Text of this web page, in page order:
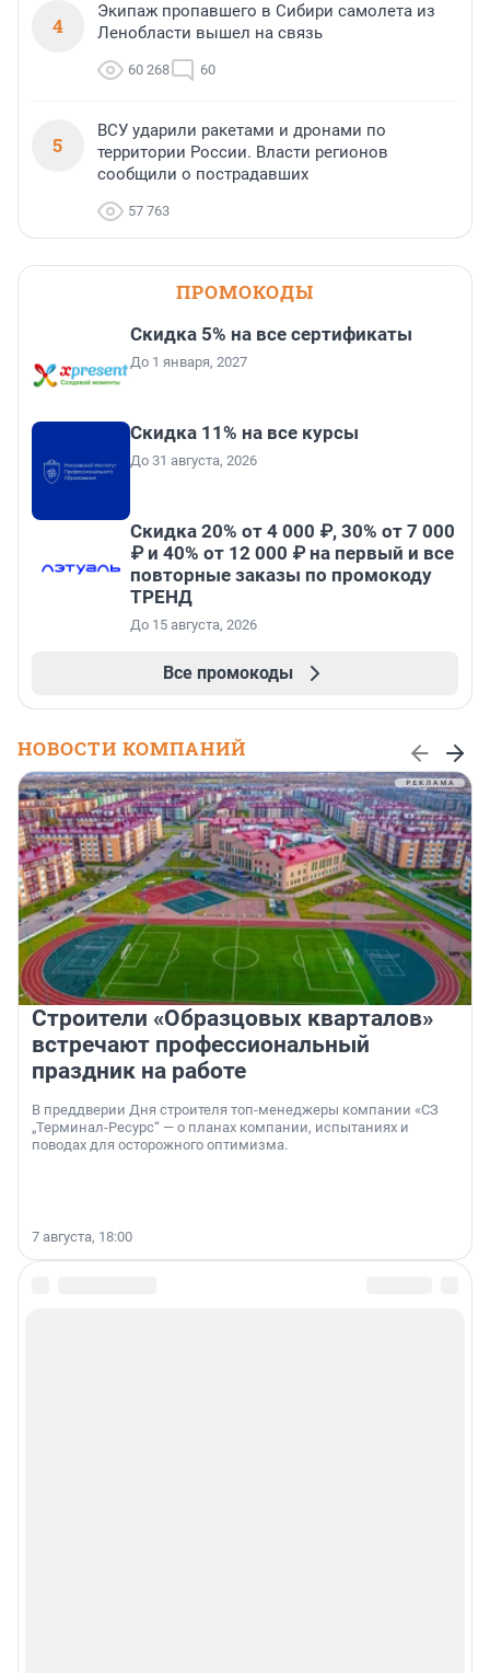
4
Экипаж пропавшего в Сибири самолета из
Ленобласти вышел на связь
60 268 60
5
ВСУ ударили ракетами и дронами по
территории России. Власти регионов
сообщили о пострадавших
57 763
ПРОМОКОДЫ
Скидка 5% на все сертификаты
До 1 января, 2027
Скидка 11% на все курсы
До 31 августа, 2026
Скидка 20% от 4 000 ₽, 30% от 7 000
₽ и 40% от 12 000 ₽ на первый и все
повторные заказы по промокоду
ТРЕНД
До 15 августа, 2026
Все промокоды
НОВОСТИ КОМПАНИЙ
Строители «Образцовых кварталов»
встречают профессиональный
праздник на работе
В преддверии Дня строителя топ-менеджеры компании «СЗ
„Терминал-Ресурс“ — о планах компании, испытаниях и
поводах для осторожного оптимизма.
7 августа, 18:00